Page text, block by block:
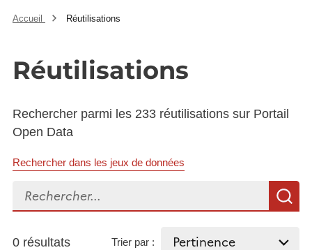
Accueil Réutilisations
Réutilisations
Rechercher parmi les 233 réutilisations sur Portail
Open Data
Rechercher dans les jeux de données
Rechercher...
0 résultats Trier par :